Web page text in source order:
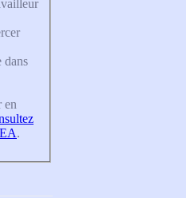
dans
en
.